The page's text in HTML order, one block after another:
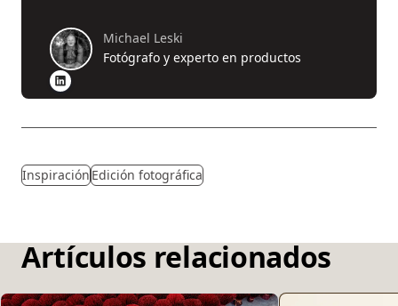
Michael Leski
Fotógrafo y experto en productos
Inspiración Edición fotográfica
Artículos relacionados